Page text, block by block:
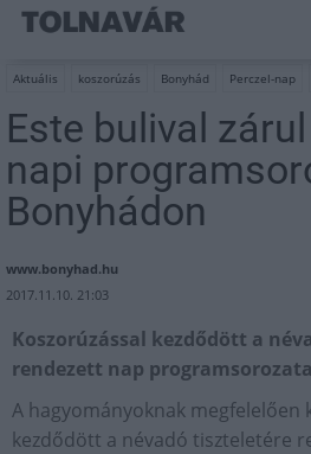
Aktuális koszorúzás Bonyhád Perczel-nap
Este bulival
napi
Bonyhádon
www.bonyhad.hu
2017.11.10. 21:03
Koszorúzással kezdődött a
rendezett nap
A hagyományoknak megfelelően
kezdődött a névadó tiszteletére